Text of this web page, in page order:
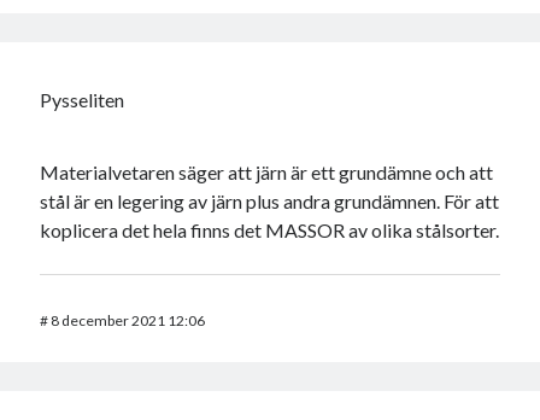
Pysseliten
Materialvetaren säger att järn är ett grundämne och att
stål är en legering av järn plus andra grundämnen. För att
koplicera det hela finns det MASSOR av olika stålsorter.
# 8 december 2021 12:06